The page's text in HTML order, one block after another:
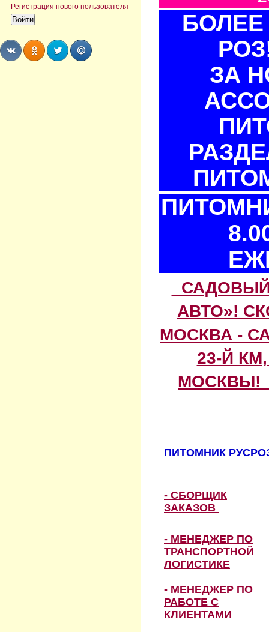
Регистрация нового пользователя
БОЛЕЕ
ЗА
АВТО»!
МОСКВА -
23-Й
МОСКВЫ!
ПИТОМНИК
- СБОРЩИК
ЗАКАЗОВ
- МЕНЕДЖЕР ПО
ТРАНСПОРТНОЙ
ЛОГИСТИКЕ
- МЕНЕДЖЕР ПО
РАБОТЕ С
КЛИЕНТАМИ